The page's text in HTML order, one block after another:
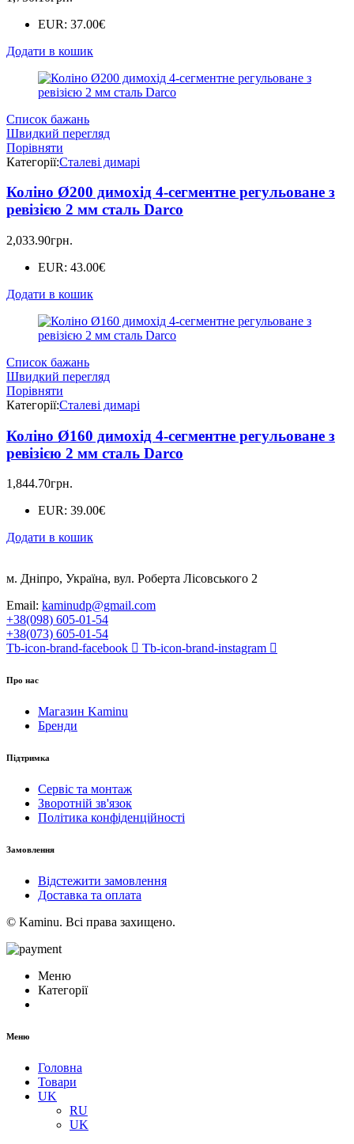
EUR: 37.00€
Додати в кошик
Список бажань
Швидкий перегляд
Порівняти
Категорії:Сталеві димарі
Коліно Ø200 димохід 4-сегментне регульоване з
ревізією 2 мм сталь Darco
2,033.90грн.
EUR: 43.00€
Додати в кошик
Список бажань
Швидкий перегляд
Порівняти
Категорії:Сталеві димарі
Коліно Ø160 димохід 4-сегментне регульоване з
ревізією 2 мм сталь Darco
1,844.70грн.
EUR: 39.00€
Додати в кошик
м. Дніпро, Україна, вул. Роберта Лісовського 2
Email: kaminudp@gmail.com
+38(098) 605-01-54
+38(073) 605-01-54
Tb-icon-brand-facebook
Tb-icon-brand-instagram
Про нас
Магазин Kaminu
Бренди
Підтримка
Сервіс та монтаж
Зворотній зв'язок
Політика конфіденційності
Замовлення
Відстежити замовлення
Доставка та оплата
© Kaminu. Всі права захищено.
Меню
Категорії
Меню
Головна
Товари
UK
RU
UK